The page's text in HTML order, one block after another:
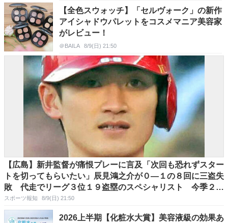
【全色スウォッチ】「セルヴォーク」の新作
アイシャドウパレットをコスメマニア美容家
がレビュー！
＠BAILA 8/9(日) 21:50
【広島】新井監督が痛恨プレーに言及「次回も恐れずスター
トを切ってもらいたい」辰見鴻之介が０―１の８回に三盗失
敗 代走でリーグ３位１９盗塁のスペシャリスト 今季２度
目の５連敗で借金１８に膨らむ
スポーツ報知 8/9(日) 21:50
2026上半期【化粧水大賞】美容液級の効果あ